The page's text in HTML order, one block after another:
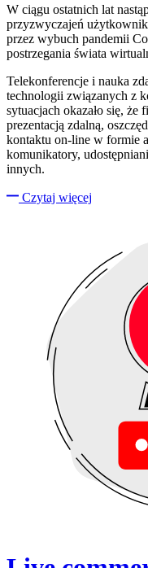
W ciągu ostatnich lat
przyzwyczajeń
przez wybuch pandemii
postrzegania świata
Telekonferencje i nauka
technologii związanych z
sytuacjach okazało się, że
prezentacją zdalną,
kontaktu on-line w formie
komunikatory,
innych.
Czytaj więcej